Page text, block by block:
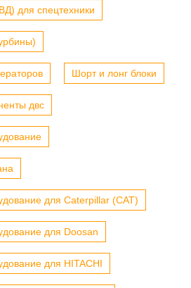
для спецтехники
Шорт и лонг блоки
двс
для Caterpillar (CAT)
для Doosan
для HITACHI